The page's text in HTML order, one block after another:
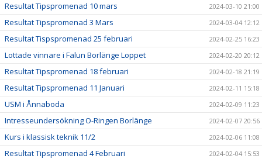
Resultat Tipspromenad 10 mars 2024-03-10 21:00
Resultat Tipspromenad 3 Mars 2024-03-04 12:12
Resultat Tispspromenad 25 februari 2024-02-25 16:23
Lottade vinnare i Falun Borlänge Loppet 2024-02-20 20:12
Resultat Tipspromenad 18 februari 2024-02-18 21:19
Resultat Tipspromenad 11 Januari 2024-02-11 15:18
USM i Ånnaboda 2024-02-09 11:23
Intresseundersökning O-Ringen Borlänge 2024-02-07 20:56
Kurs i klassisk teknik 11/2 2024-02-06 11:08
Resultat Tipspromenad 4 Februari 2024-02-04 15:53